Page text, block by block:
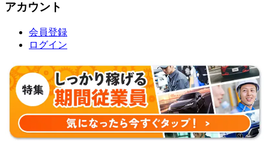
アカウント
会員登録
ログイン